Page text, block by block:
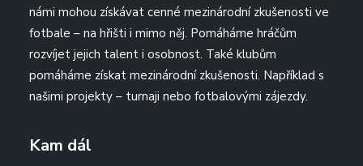
námi mohou získávat cenné mezinárodní zkušenosti ve
fotbale – na hřišti i mimo něj. Pomáháme hráčům
rozvíjet jejich talent i osobnost. Také klubům
pomáháme získat mezinárodní zkušenosti. Například s
našimi projekty – turnaji nebo fotbalovými zájezdy.
Kam dál